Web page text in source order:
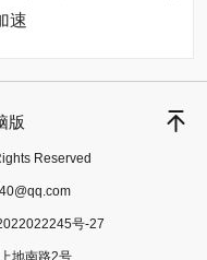
速
版
Reserved
号-27
地南路2号